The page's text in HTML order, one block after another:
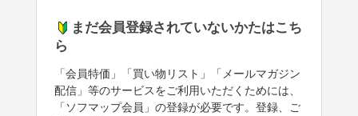
まだ会員登録されていないかたはこち
ら
「会員特価」「買い物リスト」「メールマガジン
配信」等のサービスをご利用いただくためには、
「ソフマップ会員」の登録が必要です。登録、ご